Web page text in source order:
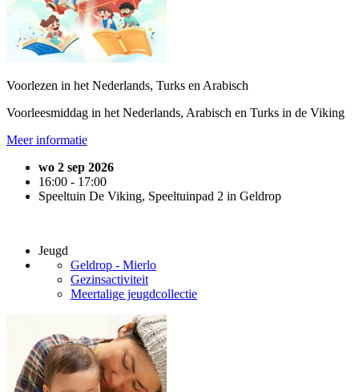
Voorlezen in het Nederlands, Turks en Arabisch
Voorleesmiddag in het Nederlands, Arabisch en Turks in de Viking
Meer informatie
wo 2 sep 2026
16:00 - 17:00
Speeltuin De Viking, Speeltuinpad 2 in Geldrop
Jeugd
Geldrop - Mierlo
Gezinsactiviteit
Meertalige jeugdcollectie